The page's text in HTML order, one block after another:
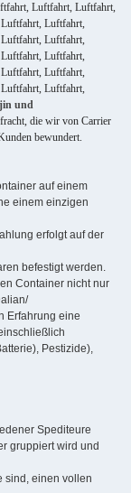
Luftfahrt, Luftfahrt,
Luftfahrt,
Luftfahrt,
Luftfahrt,
Luftfahrt,
Luftfahrt,
und
die wir von Carrier
bewundert.
auf einem
einem einzigen
erfolgt auf der
befestigt werden.
Container nicht nur
Erfahrung eine
Pestizide),
Spediteure
gruppiert wird und
sind, einen vollen